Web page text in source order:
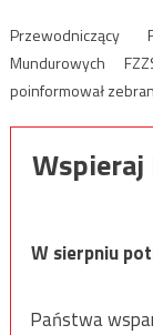
Przewodniczący
Mundurowych
poinformował
Wspieraj
W sierpniu
Państwa